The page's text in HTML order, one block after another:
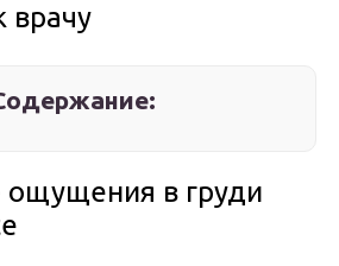
врачу
в груди